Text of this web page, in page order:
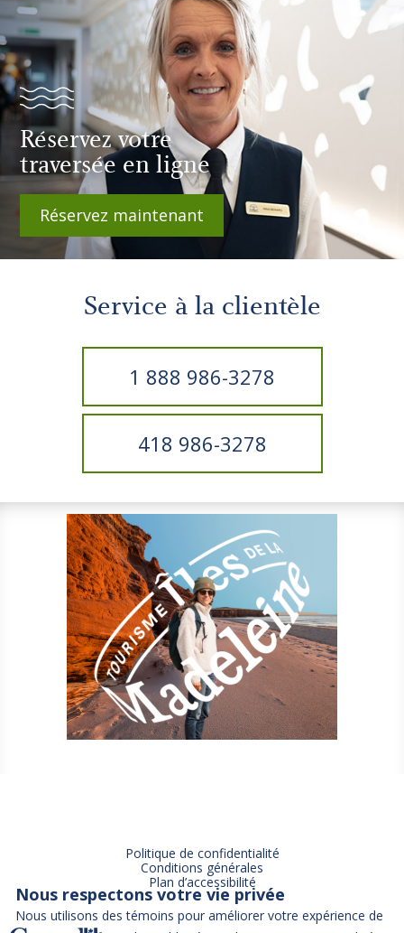
Réservez votre
traversée en ligne
Réservez maintenant
Service à la clientèle
1 888 986-3278
418 986-3278
Politique de confidentialité
Conditions générales
Plan d’accessibilité
Nous respectons votre vie privée
Nous utilisons des témoins pour améliorer votre expérience de